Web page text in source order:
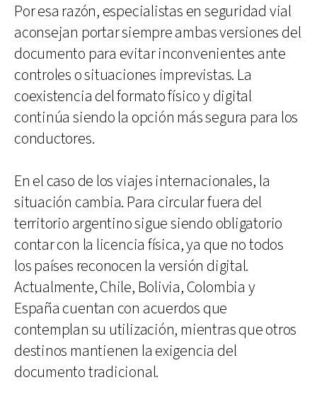
Por esa razón, especialistas en seguridad vial
aconsejan portar siempre ambas versiones del
documento para evitar inconvenientes ante
controles o situaciones imprevistas. La
coexistencia del formato físico y digital
continúa siendo la opción más segura para los
conductores.
En el caso de los viajes internacionales, la
situación cambia. Para circular fuera del
territorio argentino sigue siendo obligatorio
contar con la licencia física, ya que no todos
los países reconocen la versión digital.
Actualmente, Chile, Bolivia, Colombia y
España cuentan con acuerdos que
contemplan su utilización, mientras que otros
destinos mantienen la exigencia del
documento tradicional.